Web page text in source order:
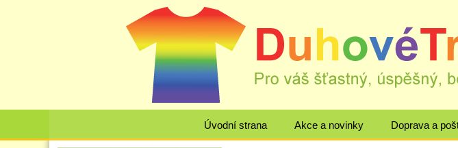
Úvodní strana Akce a novinky Doprava a